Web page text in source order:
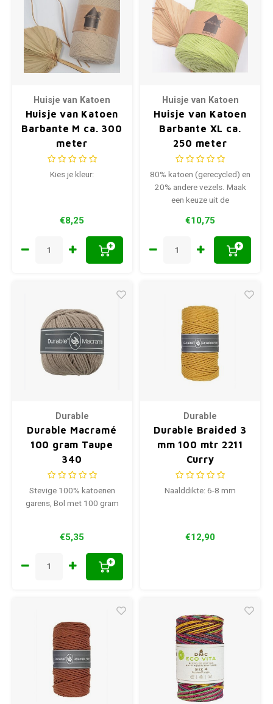
Huisje van Katoen
Huisje van Katoen
Barbante M ca. 300
meter
Kies je kleur:
€8,25
+
Huisje van Katoen
Huisje van Katoen
Barbante XL ca.
250 meter
80% katoen (gerecycled) en
20% andere vezels. Maak
een keuze uit de
€10,75
+
Durable
Durable Macramé
100 gram Taupe
340
Stevige 100% katoenen
garens, Bol met 100 gram
€5,35
+
Durable
Durable Braided 3
mm 100 mtr 2211
Curry
Naalddikte: 6-8 mm
€12,90